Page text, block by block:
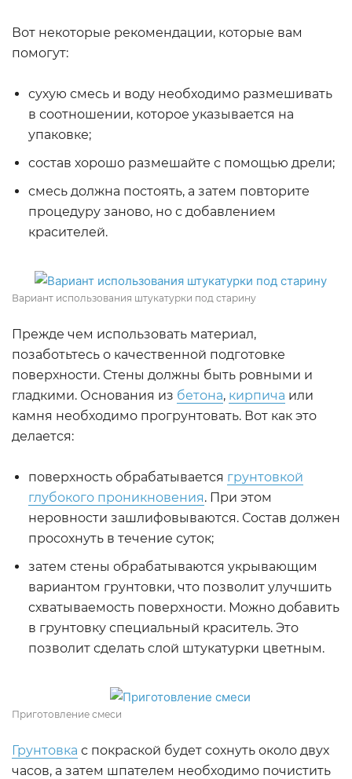
Вот некоторые рекомендации, которые вам
помогут:
сухую смесь и воду необходимо размешивать
в соотношении, которое указывается на
упаковке;
состав хорошо размешайте с помощью дрели;
смесь должна постоять, а затем повторите
процедуру заново, но с добавлением
красителей.
Вариант использования штукатурки под старину
Прежде чем использовать материал,
позаботьтесь о качественной подготовке
поверхности. Стены должны быть ровными и
гладкими. Основания из бетона, кирпича или
камня необходимо прогрунтовать. Вот как это
делается:
поверхность обрабатывается грунтовкой
глубокого проникновения. При этом
неровности зашлифовываются. Состав должен
просохнуть в течение суток;
затем стены обрабатываются укрывающим
вариантом грунтовки, что позволит улучшить
схватываемость поверхности. Можно добавить
в грунтовку специальный краситель. Это
позволит сделать слой штукатурки цветным.
Приготовление смеси
Грунтовка с покраской будет сохнуть около двух
часов, а затем шпателем необходимо почистить